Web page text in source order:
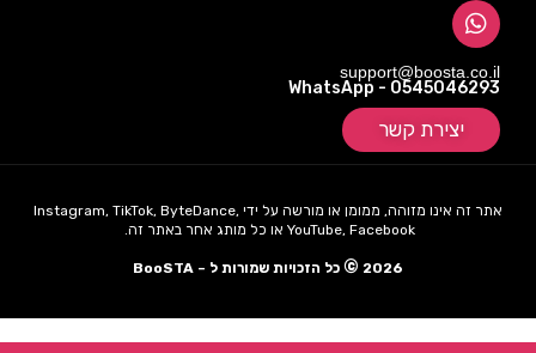
support@boosta.co.il
WhatsApp - 0545046293
יצירת קשר
אתר זה אינו מזוהה, ממומן או מורשה על ידי Instagram, TikTok, ByteDance,
YouTube, Facebook או כל מותג אחר באתר זה.
2026
© כל הזכויות שמורות ל – BooSTA